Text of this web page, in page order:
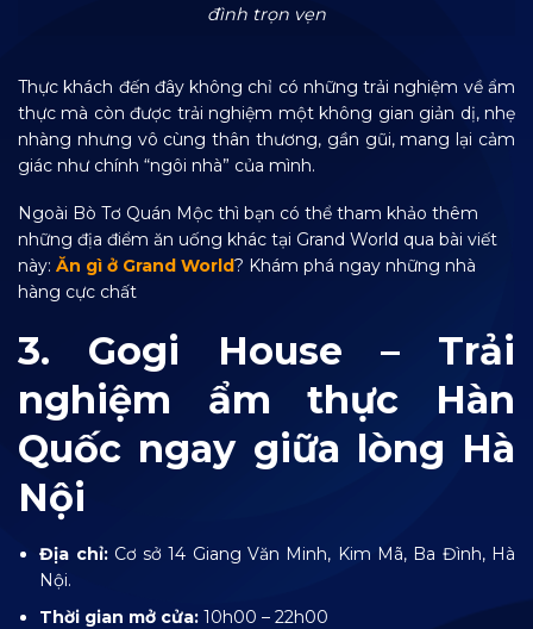
đình trọn vẹn
Thực khách đến đây không chỉ có những trải nghiệm về ẩm
thực mà còn được trải nghiệm một không gian giản dị, nhẹ
nhàng nhưng vô cùng thân thương, gần gũi, mang lại cảm
giác như chính “ngôi nhà” của mình.
Ngoài Bò Tơ Quán Mộc thì bạn có thể tham khảo thêm
những địa điểm ăn uống khác tại Grand World qua bài viết
này: Ăn gì ở Grand World? Khám phá ngay những nhà
hàng cực chất
3. Gogi House – Trải
nghiệm ẩm thực Hàn
Quốc ngay giữa lòng Hà
Nội
Địa chỉ: Cơ sở 14 Giang Văn Minh, Kim Mã, Ba Đình, Hà
Nội.
Thời gian mở cửa:10h00 – 22h00